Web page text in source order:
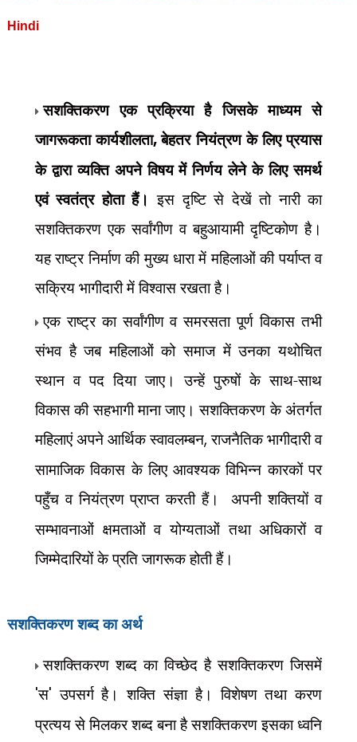
Hindi
सशक्तिकरण एक प्रक्रिया है जिसके माध्यम से
जागरूकता कार्यशीलता,बेहतर नियंत्रण के लिए प्रयास
के द्वारा व्यक्ति अपने विषय में निर्णय लेने के लिए समर्थ
एवं स्वतंत्र होता हैं। इस दृष्टि से देखें तो नारी का
सशक्तिकरण एक सर्वांगीण व बहुआयामी दृष्टिकोण है।
यह राष्ट्र निर्माण की मुख्य धारा में महिलाओं की पर्याप्त व
सक्रिय भागीदारी में विश्वास रखता है।
एक राष्ट्र का सर्वांगीण व समरसता पूर्ण विकास तभी
संभव है जब महिलाओं को समाज में उनका यथोचित
स्थान व पद दिया जाए। उन्हें पुरुषों के साथ-साथ
विकास की सहभागी माना जाए। सशक्तिकरण के अंतर्गत
महिलाएं अपने आर्थिक स्वावलम्बन,राजनैतिक भागीदारी व
सामाजिक विकास के लिए आवश्यक विभिन्न कारकों पर
पहुँच व नियंत्रण प्राप्त करती हैं।
अपनी शक्तियों व
सम्भावनाओं क्षमताओं व योग्यताओं तथा अधिकारों व
जिम्मेदारियों के प्रति जागरूक होती हैं।
सशक्तिकरण शब्द का अर्थ
सशक्तिकरण शब्द का विच्छेद है सशक्तिकरण जिसमें
'स'उपसर्ग है। शक्ति संज्ञा है। विशेषण तथा करण
प्रत्यय से मिलकर शब्द बना है सशक्तिकरण इसका ध्वनि